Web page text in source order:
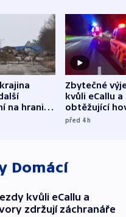
na hranici
Zbytečné
kvůli eCallu a
obtěžující
zdržují
před 4h
Domácí
kvůli eCallu a
zdržují záchranáře